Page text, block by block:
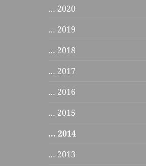
… 2020
… 2019
… 2018
… 2017
… 2016
… 2015
… 2014
… 2013